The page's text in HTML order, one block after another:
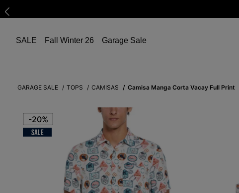
SALE Fall Winter 26 Garage Sale
GARAGE SALE TOPS CAMISAS Camisa Manga Corta Vacay Full Print
-20%